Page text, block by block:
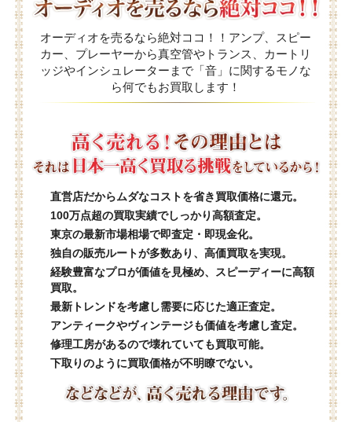
オーディオを売るなら絶対ココ！！アンプ、スピー
カー、プレーヤーから真空管やトランス、カートリ
ッジやインシュレーターまで「音」に関するモノな
ら何でもお買取します！
直営店だからムダなコストを省き買取価格に還元。
100万点超の買取実績でしっかり高額査定。
東京の最新市場相場で即査定・即現金化。
独自の販売ルートが多数あり、高価買取を実現。
経験豊富なプロが価値を見極め、スピーディーに高額
買取。
最新トレンドを考慮し需要に応じた適正査定。
アンティークやヴィンテージも価値を考慮し査定。
修理工房があるので壊れていても買取可能。
下取りのように買取価格が不明瞭でない。